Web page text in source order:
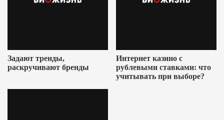
Задают тренды,
раскручивают бренды
Интернет казино с
рублевыми ставками: что
учитывать при выборе?